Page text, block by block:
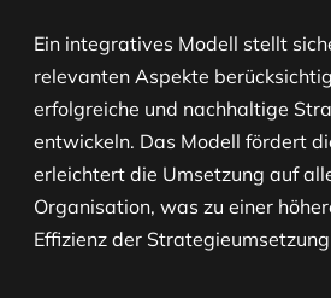
Ein integratives Modell stellt
relevanten Aspekte
erfolgreiche und nachhaltige
entwickeln. Das Modell fördert
erleichtert die Umsetzung auf
Organisation, was zu einer
Effizienz der